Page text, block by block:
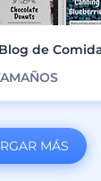
de
MÁS